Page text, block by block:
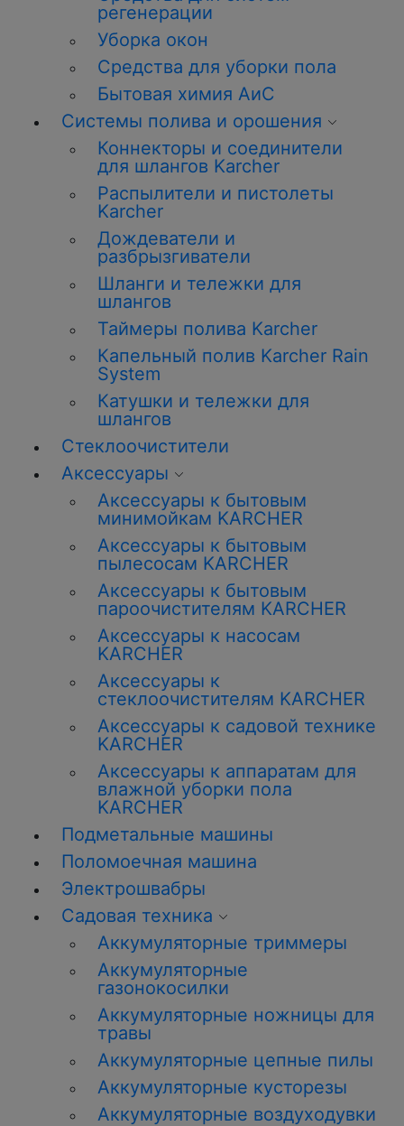
регенерации
Уборка окон
Средства для уборки пола
Бытовая химия АиС
Системы полива и орошения
Коннекторы и соединители
для шлангов Karcher
Распылители и пистолеты
Karcher
Дождеватели и
разбрызгиватели
Шланги и тележки для
шлангов
Таймеры полива Karcher
Капельный полив Karcher Rain
System
Катушки и тележки для
шлангов
Стеклоочистители
Аксессуары
Аксессуары к бытовым
минимойкам KARCHER
Аксессуары к бытовым
пылесосам KARCHER
Аксессуары к бытовым
пароочистителям KARCHER
Аксессуары к насосам
KARCHER
Аксессуары к
стеклоочистителям KARCHER
Аксессуары к садовой технике
KARCHER
Аксессуары к аппаратам для
влажной уборки пола
KARCHER
Подметальные машины
Поломоечная машина
Электрошвабры
Садовая техника
Аккумуляторные триммеры
Аккумуляторные
газонокосилки
Аккумуляторные ножницы для
травы
Аккумуляторные цепные пилы
Аккумуляторные кусторезы
Аккумуляторные воздуходувки